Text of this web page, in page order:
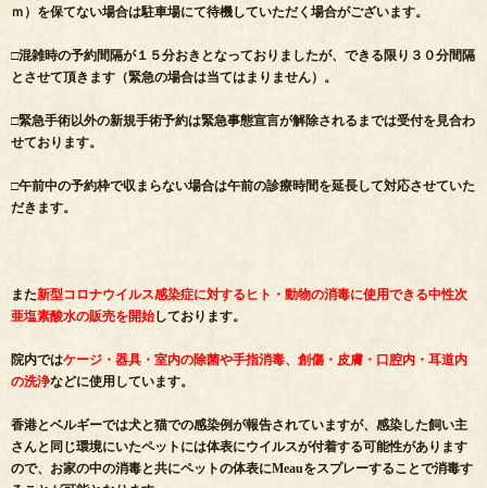
ｍ）を保てない場合は駐車場にて待機していただく場合がございます。
□混雑時の予約間隔が１５分おきとなっておりましたが、できる限り３０分間隔
とさせて頂きます（緊急の場合は当てはまりません）。
□緊急手術以外の新規手術予約は緊急事態宣言が解除されるまでは受付を見合わ
せております。
□午前中の予約枠で収まらない場合は午前の診療時間を延長して対応させていた
だきます。
また新型コロナウイルス感染症に対するヒト・動物の消毒に使用できる中性次
亜塩素酸水の販売を開始しております。
院内ではケージ・器具・室内の除菌や手指消毒、創傷・皮膚・口腔内・耳道内
の洗浄などに使用しています。
香港とベルギーでは犬と猫での感染例が報告されていますが、感染した飼い主
さんと同じ環境にいたペットには体表にウイルスが付着する可能性があります
ので、お家の中の消毒と共にペットの体表にMeauをスプレーすることで消毒す